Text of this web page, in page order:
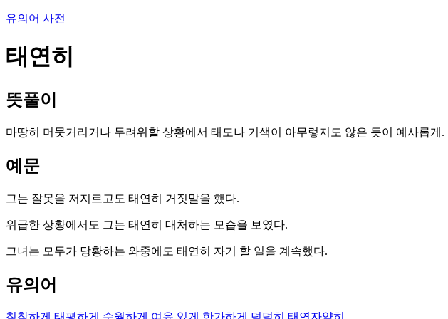
유의어 사전
태연히
뜻풀이
마땅히 머뭇거리거나 두려워할 상황에서 태도나 기색이 아무렇지도 않은 듯이 예사롭게.
예문
그는 잘못을 저지르고도 태연히 거짓말을 했다.
위급한 상황에서도 그는 태연히 대처하는 모습을 보였다.
그녀는 모두가 당황하는 와중에도 태연히 자기 할 일을 계속했다.
유의어